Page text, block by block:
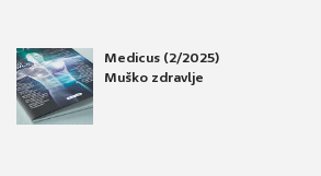
Medicus (2/2025)
Muško zdravlje